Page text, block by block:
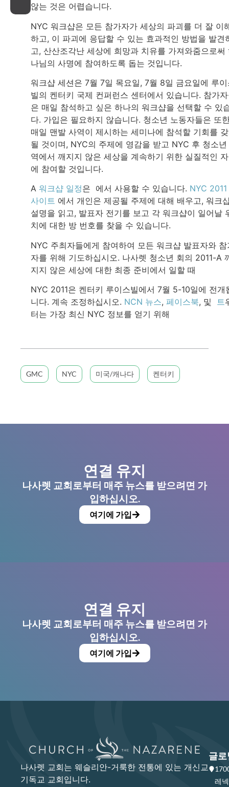
않는 것은 어렵습니다.
NYC 워크샵은 모든 참가자가 세상의 파괴를 더 잘 이
하고, 이 파괴에 응답할 수 있는 효과적인 방법을 발견
고, 산산조각난 세상에 희망과 치유를 가져와줌으로써
나님의 사명에 참여하도록 돕는 것입니다.
워크샵 세션은 7월 7일 목요일, 7월 8일 금요일에 루
빌의 켄터키 국제 컨퍼런스 센터에서 있습니다. 참가
은 매일 참석하고 싶은 하나의 워크샵을 선택할 수 있
다. 가입은 필요하지 않습니다. 청소년 노동자들은 또
매일 맨발 사역이 제시하는 세미나에 참석할 기회를
될 것이며, NYC의 주제에 영감을 받고 NYC 후 청소년
역에서 깨지지 않은 세상을 계속하기 위한 실질적인
에 참여할 것입니다.
A 워크샵 일정은 에서 사용할 수 있습니다. NYC
사이트 에서 개인은 제공될 주제에 대해 배우고, 워크
설명을 읽고, 발표자 전기를 보고 각 워크샵이 일어날
치에 대한 방 번호를 찾을 수 있습니다.
NYC 주최자들에게 참여하여 모든 워크샵 발표자와 참
자를 위해 기도하십시오. 나사렛 청소년 회의 2011-A
지지 않은 세상에 대한 최종 준비에서 일할 때
NYC 2011은 켄터키 루이스빌에서 7월 5-10일에 전개
니다. 계속 조정하십시오. NCN 뉴스, 페이스북, 및 트
터는 가장 최신 NYC 정보를 얻기 위해
GMC NYC 미국/캐나다 켄터키
연결 유지
나사렛 교회로부터 매주 뉴스를 받으려면 가
입하십시오.
여기에 가입
연결 유지
나사렛 교회로부터 매주 뉴스를 받으려면 가
입하십시오.
여기에 가입
나사렛 교회는 웨슬리안-거룩한 전통에 있는 개신교
기독교 교회입니다.
글로
레